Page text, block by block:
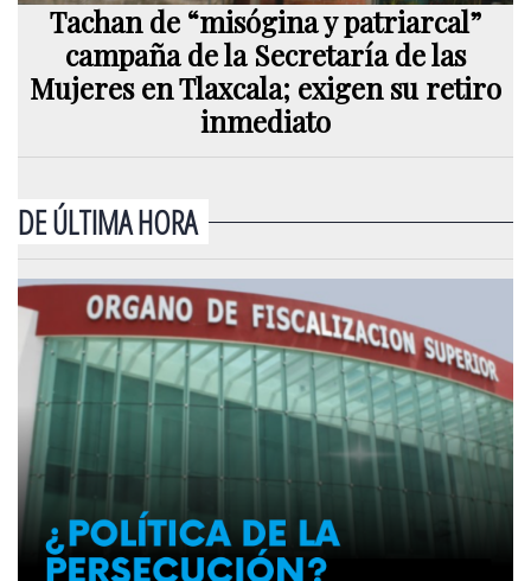
Tachan de “misógina y patriarcal”
campaña de la Secretaría de las
Mujeres en Tlaxcala; exigen su retiro
inmediato
DE ÚLTIMA HORA